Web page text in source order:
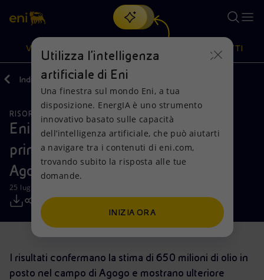
Cerca
scopri EnergIA, la nostra nuova soluzione di intelligenza
artificiale.
VISIONE
Visione
Mission e valori
Persone e Partnership
Net Zero
Modello satellitare
Energia accessibile
Azioni
Diversificazione energetica
Tecnologie per la transizione
Collaborazioni per l'innovazione
Attività nel mondo
PRODOTTI
Prodotti
Casa
Imprese
Mobilità
Indietro Media Comunicati Stampa
RISORSE NATURALI
Eni perfora con successo Agogo-2,
primo appraisal della scoperta di
Agogo, in Angola
25 luglio 2019 - 14:05 CEST
I risultati confermano la stima di 650 milioni di olio in
posto nel campo di Agogo e mostrano ulteriore
Utilizza l'intelligenza
artificiale di Eni
Una finestra sul mondo Eni, a tua
disposizione. EnergIA è uno strumento
innovativo basato sulle capacità
dell’intelligenza artificiale, che può aiutarti
a navigare tra i contenuti di eni.com,
trovando subito la risposta alle tue
domande.
INIZIA ORA